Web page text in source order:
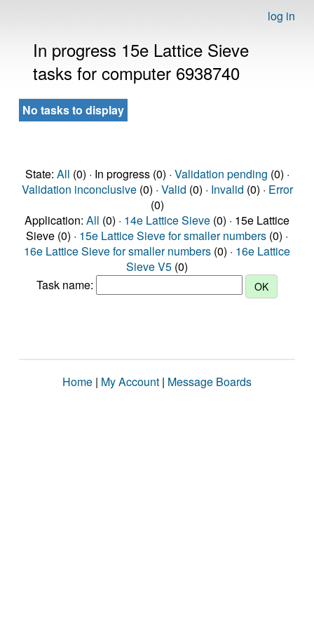
log in
In progress 15e Lattice Sieve
tasks for computer 6938740
No tasks to display
State: All (0) · In progress (0) · Validation pending (0) ·
Validation inconclusive(0) · Valid (0) · Invalid (0) · Error
(0)
Application: All (0) · 14e Lattice Sieve (0) · 15e Lattice
Sieve (0) · 15e Lattice Sieve for smaller numbers (0) ·
16e Lattice Sieve for smaller numbers (0) · 16e Lattice
Sieve V5 (0)
Task name:
Home | My Account | Message Boards